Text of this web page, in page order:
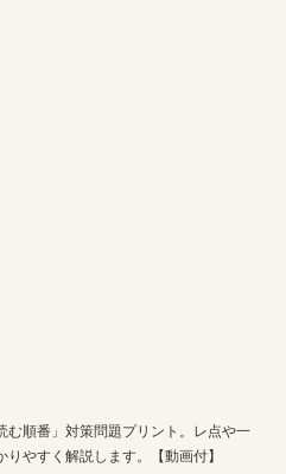
む順番」対策問題プリント。レ点や一
りやすく解説します。【動画付】